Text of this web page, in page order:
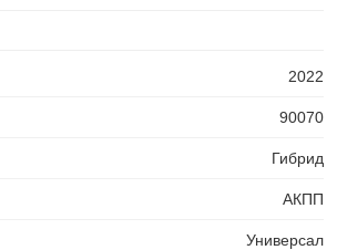
2022
90070
Гибрид
АКПП
Универсал